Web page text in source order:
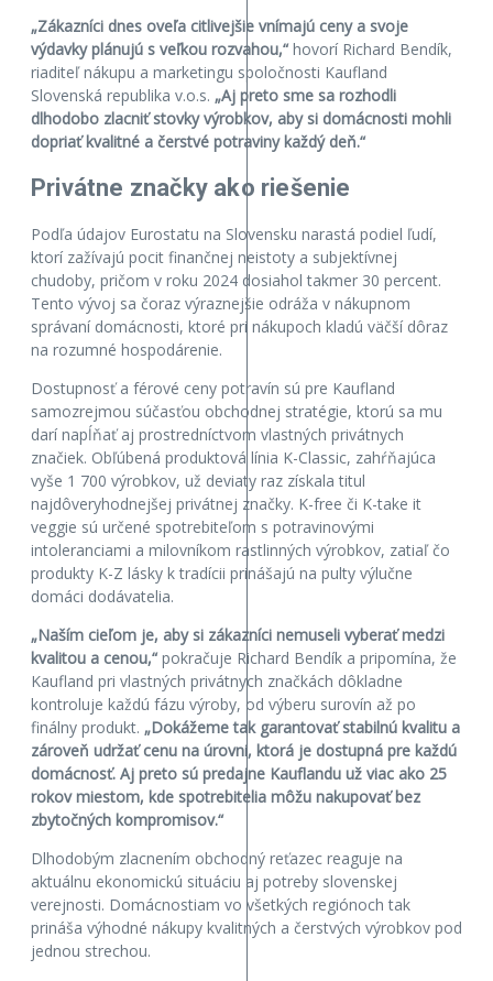
„Zákazníci dnes oveľa citlivejšie vnímajú ceny a svoje
výdavky plánujú s veľkou rozvahou,“ hovorí Richard Bendík,
riaditeľ nákupu a marketingu spoločnosti Kaufland
Slovenská republika v.o.s. „Aj preto sme sa rozhodli
dlhodobo zlacniť stovky výrobkov, aby si domácnosti mohli
dopriať kvalitné a čerstvé potraviny každý deň.“
Privátne značky ako riešenie
Podľa údajov Eurostatu na Slovensku narastá podiel ľudí,
ktorí zažívajú pocit finančnej neistoty a subjektívnej
chudoby, pričom v roku 2024 dosiahol takmer 30 percent.
Tento vývoj sa čoraz výraznejšie odráža v nákupnom
správaní domácnosti, ktoré pri nákupoch kladú väčší dôraz
na rozumné hospodárenie.
Dostupnosť a férové ceny potravín sú pre Kaufland
samozrejmou súčasťou obchodnej stratégie, ktorú sa mu
darí napĺňať aj prostredníctvom vlastných privátnych
značiek. Obľúbená produktová línia K-Classic, zahŕňajúca
vyše 1 700 výrobkov, už deviaty raz získala titul
najdôveryhodnejšej privátnej značky. K-free či K-take it
veggie sú určené spotrebiteľom s potravinovými
intoleranciami a milovníkom rastlinných výrobkov, zatiaľ čo
produkty K-Z lásky k tradícii prinášajú na pulty výlučne
domáci dodávatelia.
„Naším cieľom je, aby si zákazníci nemuseli vyberať medzi
kvalitou a cenou,“ pokračuje Richard Bendík a pripomína, že
Kaufland pri vlastných privátnych značkách dôkladne
kontroluje každú fázu výroby, od výberu surovín až po
finálny produkt. „Dokážeme tak garantovať stabilnú kvalitu a
zároveň udržať cenu na úrovni, ktorá je dostupná pre každú
domácnosť. Aj preto sú predajne Kauflandu už viac ako 25
rokov miestom, kde spotrebitelia môžu nakupovať bez
zbytočných kompromisov.“
Dlhodobým zlacnením obchodný reťazec reaguje na
aktuálnu ekonomickú situáciu aj potreby slovenskej
verejnosti. Domácnostiam vo všetkých regiónoch tak
prináša výhodné nákupy kvalitných a čerstvých výrobkov pod
jednou strechou.